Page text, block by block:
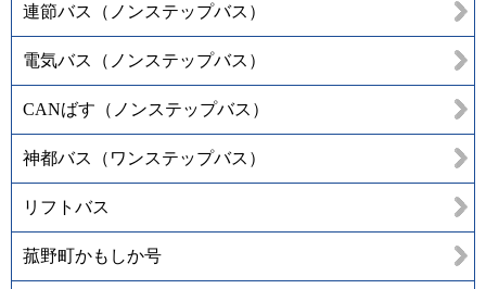
連節バス（ノンステップバス）
電気バス（ノンステップバス）
CANばす（ノンステップバス）
神都バス（ワンステップバス）
リフトバス
菰野町かもしか号